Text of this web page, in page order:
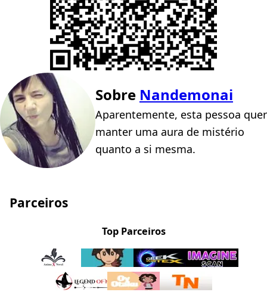
Sobre Nandemonai
Aparentemente, esta pessoa quer
manter uma aura de mistério
quanto a si mesma.
Parceiros
Top Parceiros